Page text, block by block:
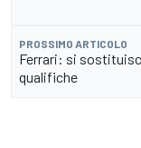
PROSSIMO ARTICOLO
Ferrari: si
qualifiche